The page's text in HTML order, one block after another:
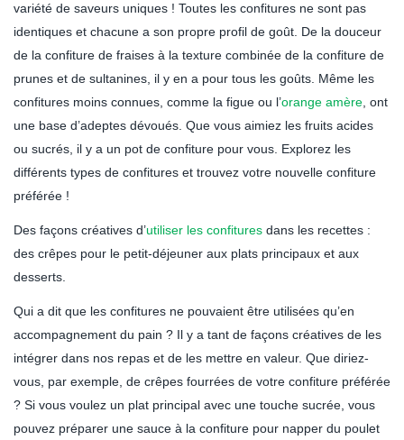
variété de saveurs uniques ! Toutes les confitures ne sont pas
identiques et chacune a son propre profil de goût. De la douceur
de la confiture de fraises à la texture combinée de la confiture de
prunes et de sultanines, il y en a pour tous les goûts. Même les
confitures moins connues, comme la figue ou l’orange amère , ont
une base d’adeptes dévoués. Que vous aimiez les fruits acides
ou sucrés, il y a un pot de confiture pour vous. Explorez les
différents types de confitures et trouvez votre nouvelle confiture
préférée !
Des façons créatives d’utiliser les confitures dans les recettes :
des crêpes pour le petit-déjeuner aux plats principaux et aux
desserts.
Qui a dit que les confitures ne pouvaient être utilisées qu’en
accompagnement du pain ? Il y a tant de façons créatives de les
intégrer dans nos repas et de les mettre en valeur. Que diriez-
vous, par exemple, de crêpes fourrées de votre confiture préférée
? Si vous voulez un plat principal avec une touche sucrée, vous
pouvez préparer une sauce à la confiture pour napper du poulet